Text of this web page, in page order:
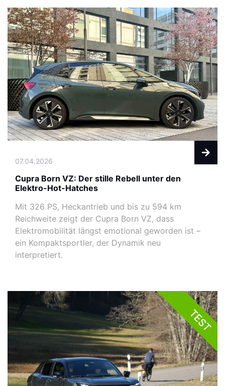
07.04.2026
Cupra Born VZ: Der stille Rebell unter den
Elektro-Hot-Hatches
Mit 326 PS, Heckantrieb und bis zu 594 km
Reichweite zeigt der Cupra Born VZ, dass
Elektromobilität längst emotional geworden ist –
ein Kompaktsportler, der Dynamik neu
interpretiert.
TEST